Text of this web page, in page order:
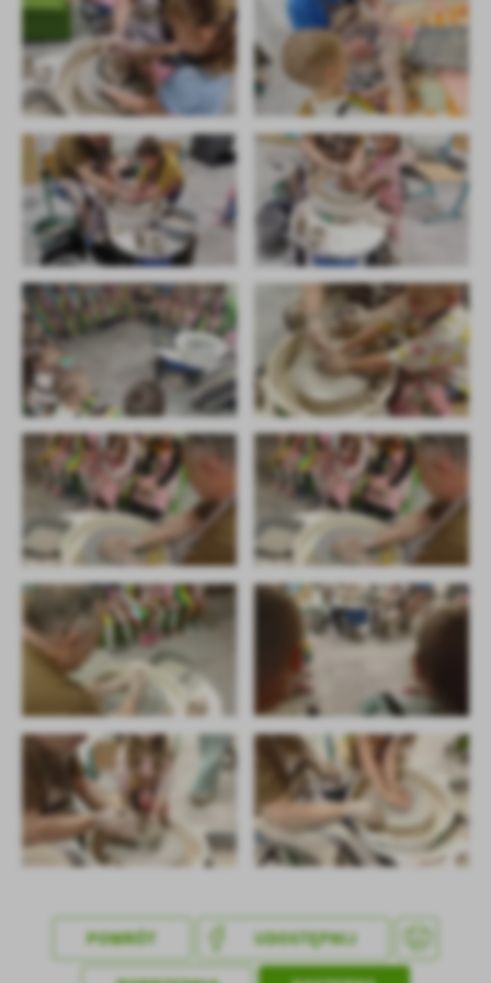
treści w postaci wiadomości, ofert, komunikatów mediów
społecznościowych.
POWRÓT UDOSTĘPNIJ